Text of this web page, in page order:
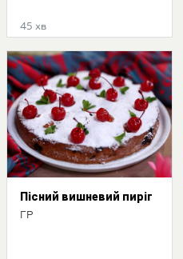
45 хв
Пісний вишневий пиріг
ГР